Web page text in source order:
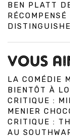
BEN PLATT
VOUS
LA COMÉDIE
BIENTÔT À
CRITIQUE :
MENIER
CRITIQUE :
AU